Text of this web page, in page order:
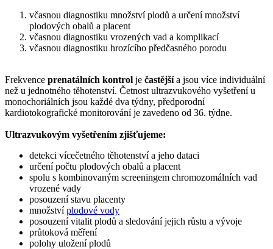
včasnou diagnostiku množství plodů a určení množství
plodových obalů a placent
včasnou diagnostiku vrozených vad a komplikací
včasnou diagnostiku hrozícího předčasného porodu
Frekvence prenatálních kontrol je častějšía jsou více individuální
než u jednotného těhotenství. Četnost ultrazvukového vyšetření u
monochoriálních jsou každé dva týdny, předporodní
kardiotokografické monitorování je zavedeno od 36. týdne.
Ultrazvukovým vyšetřením zjišťujeme:
detekci vícečetného těhotenství a jeho dataci
určení počtu plodových obalů a placent
spolu s kombinovaným screeningem chromozomálních vad
vrozené vady
posouzení stavu placenty
množstvíplodové vody
posouzení vitalit plodů a sledování jejich růstu a vývoje
průtoková měření
polohy uložení plodů